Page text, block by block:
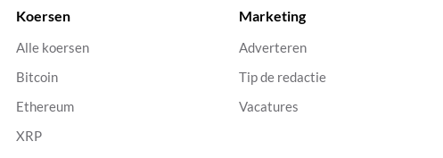
Koersen
Alle koersen
Bitcoin
Ethereum
XRP
Marketing
Adverteren
Tip de redactie
Vacatures